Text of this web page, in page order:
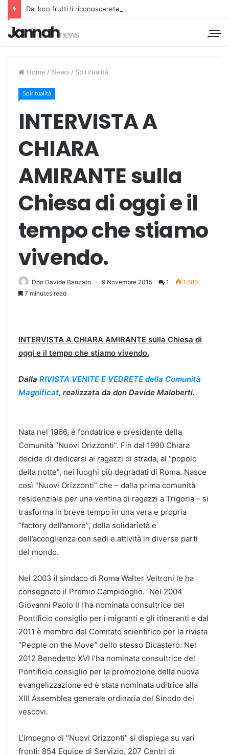
Dai loro frutti li riconoscerete
Home / News / Spiritualità
Spiritualità
INTERVISTA A
CHIARA
AMIRANTE sulla
Chiesa di oggi e il
tempo che stiamo
vivendo.
Don Davide Banzato 9 Novembre 2015 1
1.580
7 minutes read
INTERVISTA A CHIARA AMIRANTE sulla Chiesa di
oggi e il tempo che stiamo vivendo.
Dalla RIVISTA VENITE E VEDRETE della Comunità
Magnificat, realizzata da don Davide Maloberti.
Nata nel 1966, è fondatrice e presidente della
Comunità “Nuovi Orizzonti”. Fin dal 1990 Chiara
decide di dedicarsi ai ragazzi di strada, al “popolo
della notte”, nei luoghi più degradati di Roma. Nasce
così “Nuovi Orizzonti” che – dalla prima comunità
residenziale per una ventina di ragazzi a Trigoria – si
trasforma in breve tempo in una vera e propria
“factory dell’amore”, della solidarietà e
dell’accoglienza con sedi e attività in diverse parti
del mondo.
Nel 2003 il sindaco di Roma Walter Veltroni le ha
consegnato il Premio Campidoglio. Nel 2004
Giovanni Paolo II l’ha nominata consultrice del
Pontificio consiglio per i migranti e gli itineranti e dal
2011 è membro del Comitato scientifico per la rivista
“People on the Move” dello stesso Dicastero: Nel
2012 Benedetto XVI l’ha nominata consultrice del
Pontificio consiglio per la promozione della nuova
evangelizzazione ed è stata nominata uditrice alla
XIII Assemblea generale ordinaria del Sinodo dei
vescovi.
L’impegno di “Nuovi Orizzonti” si dispiega su vari
fronti: 854 Equipe di Servizio, 207 Centri di